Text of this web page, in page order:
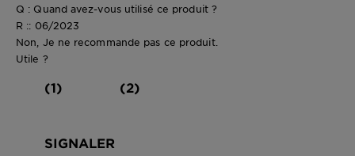
Q : Quand avez-vous utilisé ce produit ?
R :: 06/2023
Non, Je ne recommande pas ce produit.
Utile ?
(1) (2)
SIGNALER